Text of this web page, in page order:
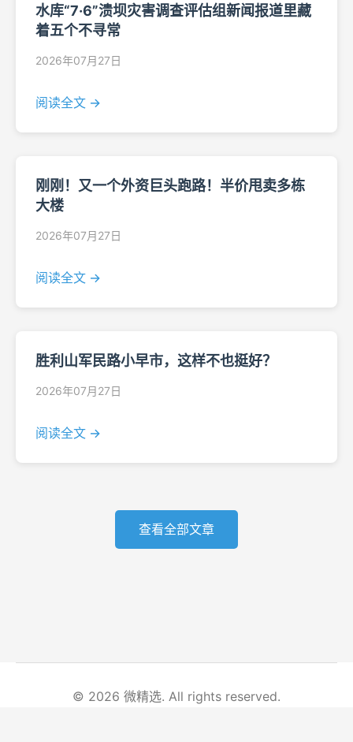
水库“7·6”溃坝灾害调查评估组新闻报道里藏
着五个不寻常
2026年07月27日
阅读全文 →
刚刚！又一个外资巨头跑路！半价甩卖多栋
大楼
2026年07月27日
阅读全文 →
胜利山军民路小早市，这样不也挺好？
2026年07月27日
阅读全文 →
查看全部文章
© 2026 微精选. All rights reserved.